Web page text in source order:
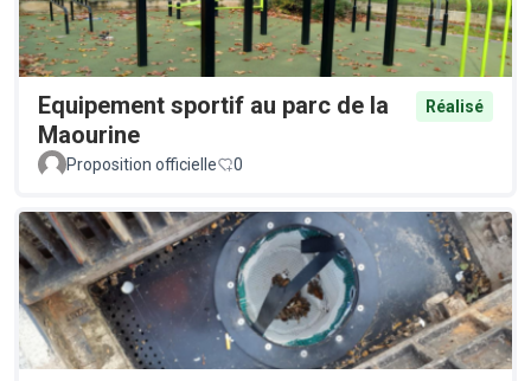
Equipement sportif au parc de la
Maourine
Réalisé
Proposition officielle 0